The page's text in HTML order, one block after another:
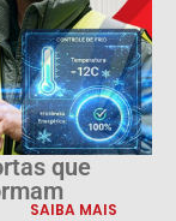
que
SAIBA MAIS